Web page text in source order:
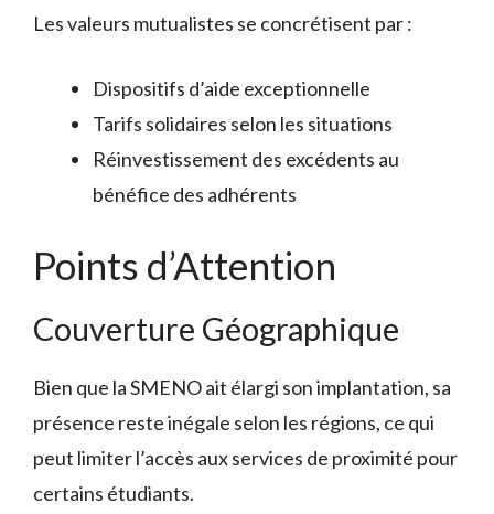
Les valeurs mutualistes se concrétisent par :
Dispositifs d’aide exceptionnelle
Tarifs solidaires selon les situations
Réinvestissement des excédents au
bénéfice des adhérents
Points d’Attention
Couverture Géographique
Bien que la SMENO ait élargi son implantation, sa
présence reste inégale selon les régions, ce qui
peut limiter l’accès aux services de proximité pour
certains étudiants.